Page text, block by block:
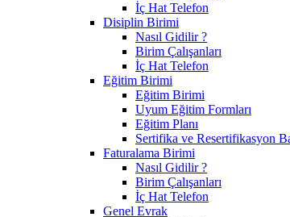
İç Hat Telefon
Disiplin Birimi
Nasıl Gidilir ?
Birim Çalışanları
İç Hat Telefon
Eğitim Birimi
Eğitim Birimi
Uyum Eğitim Formları
Eğitim Planı
Sertifika ve Resertifikasyon
Faturalama Birimi
Nasıl Gidilir ?
Birim Çalışanları
İç Hat Telefon
Genel Evrak